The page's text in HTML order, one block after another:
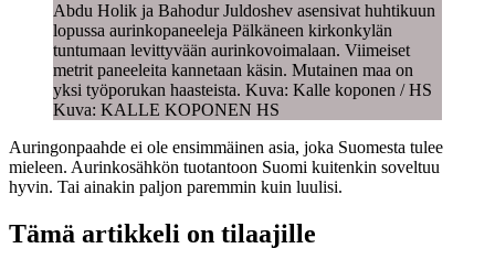
Abdu Holik ja Bahodur Juldoshev asensivat huhtikuun
lopussa aurinkopaneeleja Pälkäneen kirkonkylän
tuntumaan levittyvään aurinkovoimalaan. Viimeiset
metrit paneeleita kannetaan käsin. Mutainen maa on
yksi työporukan haasteista. Kuva: Kalle koponen / HS
Kuva: KALLE KOPONEN HS
Auringonpaahde ei ole ensimmäinen asia, joka Suomesta tulee
mieleen. Aurinkosähkön tuotantoon Suomi kuitenkin soveltuu
hyvin. Tai ainakin paljon paremmin kuin luulisi.
Tämä artikkeli on tilaajille